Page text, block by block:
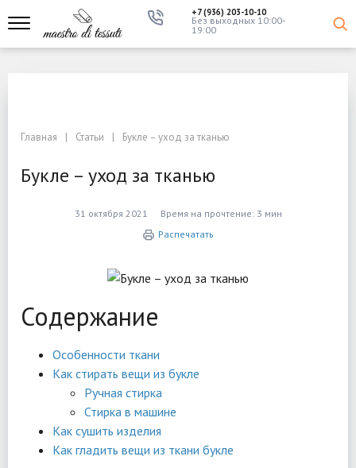
+7 (936) 203-10-10
Без выходных 10:00-
19:00
Главная Статьи Букле – уход за тканью
Букле – уход за тканью
31 октября 2021 Время на прочтение: 3 мин
Распечатать
Содержание
Особенности ткани
Как стирать вещи из букле
Ручная стирка
Стирка в машине
Как сушить изделия
Как гладить вещи из ткани букле